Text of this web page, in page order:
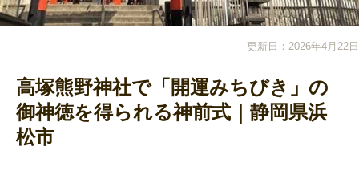
更新日：2026年4月22日
高塚熊野神社で「開運みちびき」の
御神徳を得られる神前式｜静岡県浜
松市